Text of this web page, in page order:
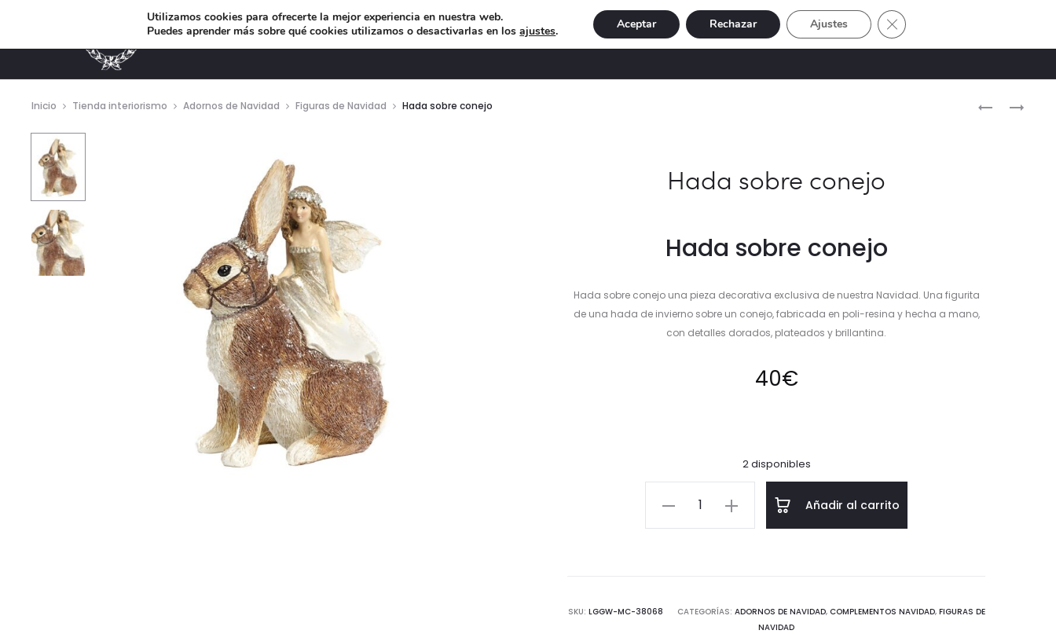
MUEBLES DE DISEÑO ILUMINACIÓN NAVIDAD EXCLUSIVE OFERTAS Buscar
PORTAVELA
COLGANTE
Inicio Tienda interiorismo Adornos de Navidad Figuras de Navidad Hada sobre conejo
Hada sobre conejo
Hada sobre conejo
Hada sobre conejo una pieza decorativa exclusiva de nuestra Navidad. Una figurita
de una hada de invierno sobre un conejo, fabricada en poli-resina y hecha a mano,
con detalles dorados, plateados y brillantina.
40€
2 disponibles
Añadir al carrito
SKU: LGGW-MC-38068 CATEGORÍAS: ADORNOS DE NAVIDAD, COMPLEMENTOS NAVIDAD, FIGURAS DE
NAVIDAD
Utilizamos cookies para ofrecerte la mejor experiencia en nuestra web.
Puedes aprender más sobre qué cookies utilizamos o desactivarlas en losajustes. Aceptar Rechazar Ajustes Cerrar el banner de cookies